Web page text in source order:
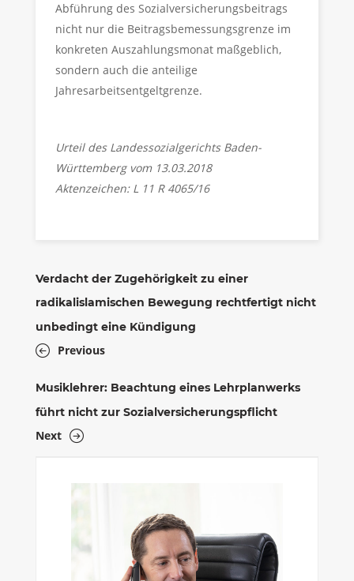
Abführung des Sozialversicherungsbeitrags
nicht nur die Beitragsbemessungsgrenze im
konkreten Auszahlungsmonat maßgeblich,
sondern auch die anteilige
Jahresarbeitsentgeltgrenze.
Urteil des Landessozialgerichts Baden-
Württemberg vom 13.03.2018
Aktenzeichen: L 11 R 4065/16
Verdacht der Zugehörigkeit zu einer
radikalislamischen Bewegung rechtfertigt nicht
unbedingt eine Kündigung
Previous
Musiklehrer: Beachtung eines Lehrplanwerks
führt nicht zur Sozialversicherungspflicht
Next